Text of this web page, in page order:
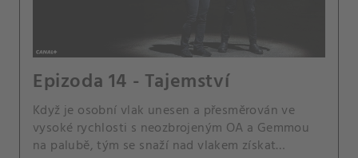
Epizoda 14 - Tajemství
Když je osobní vlak unesen a přesměrován ve
vysoké rychlosti s neozbrojeným OA a Gemmou
na palubě, tým se snaží nad vlakem získat